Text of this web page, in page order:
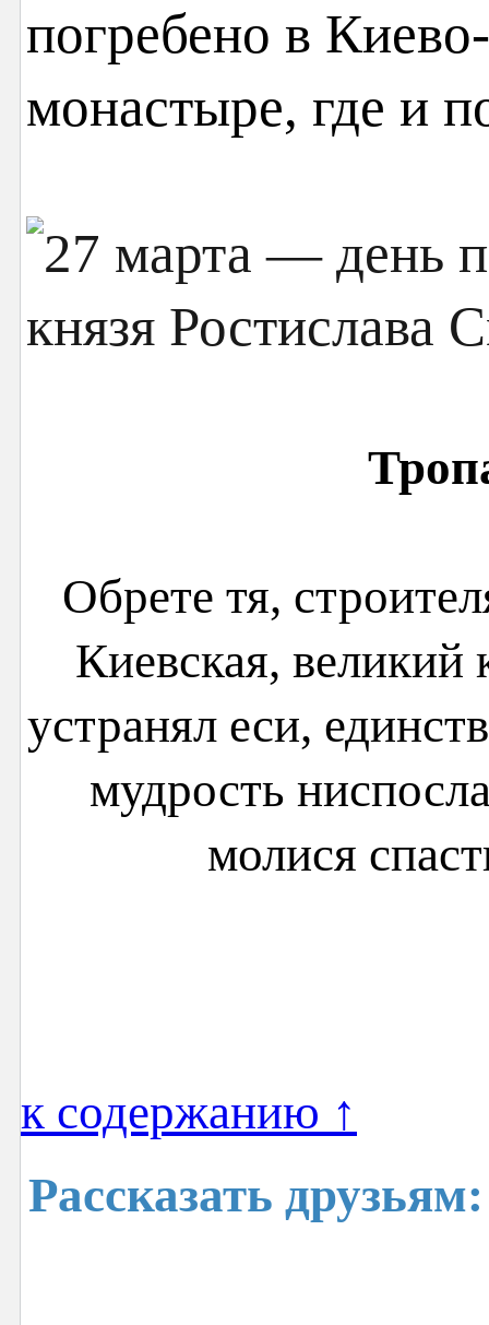
погребено в
монастыре, где и
Обрете тя,
Киевская, великий
устранял еси,
мудрость
молися
к содержанию ↑
Рассказать друзьям: